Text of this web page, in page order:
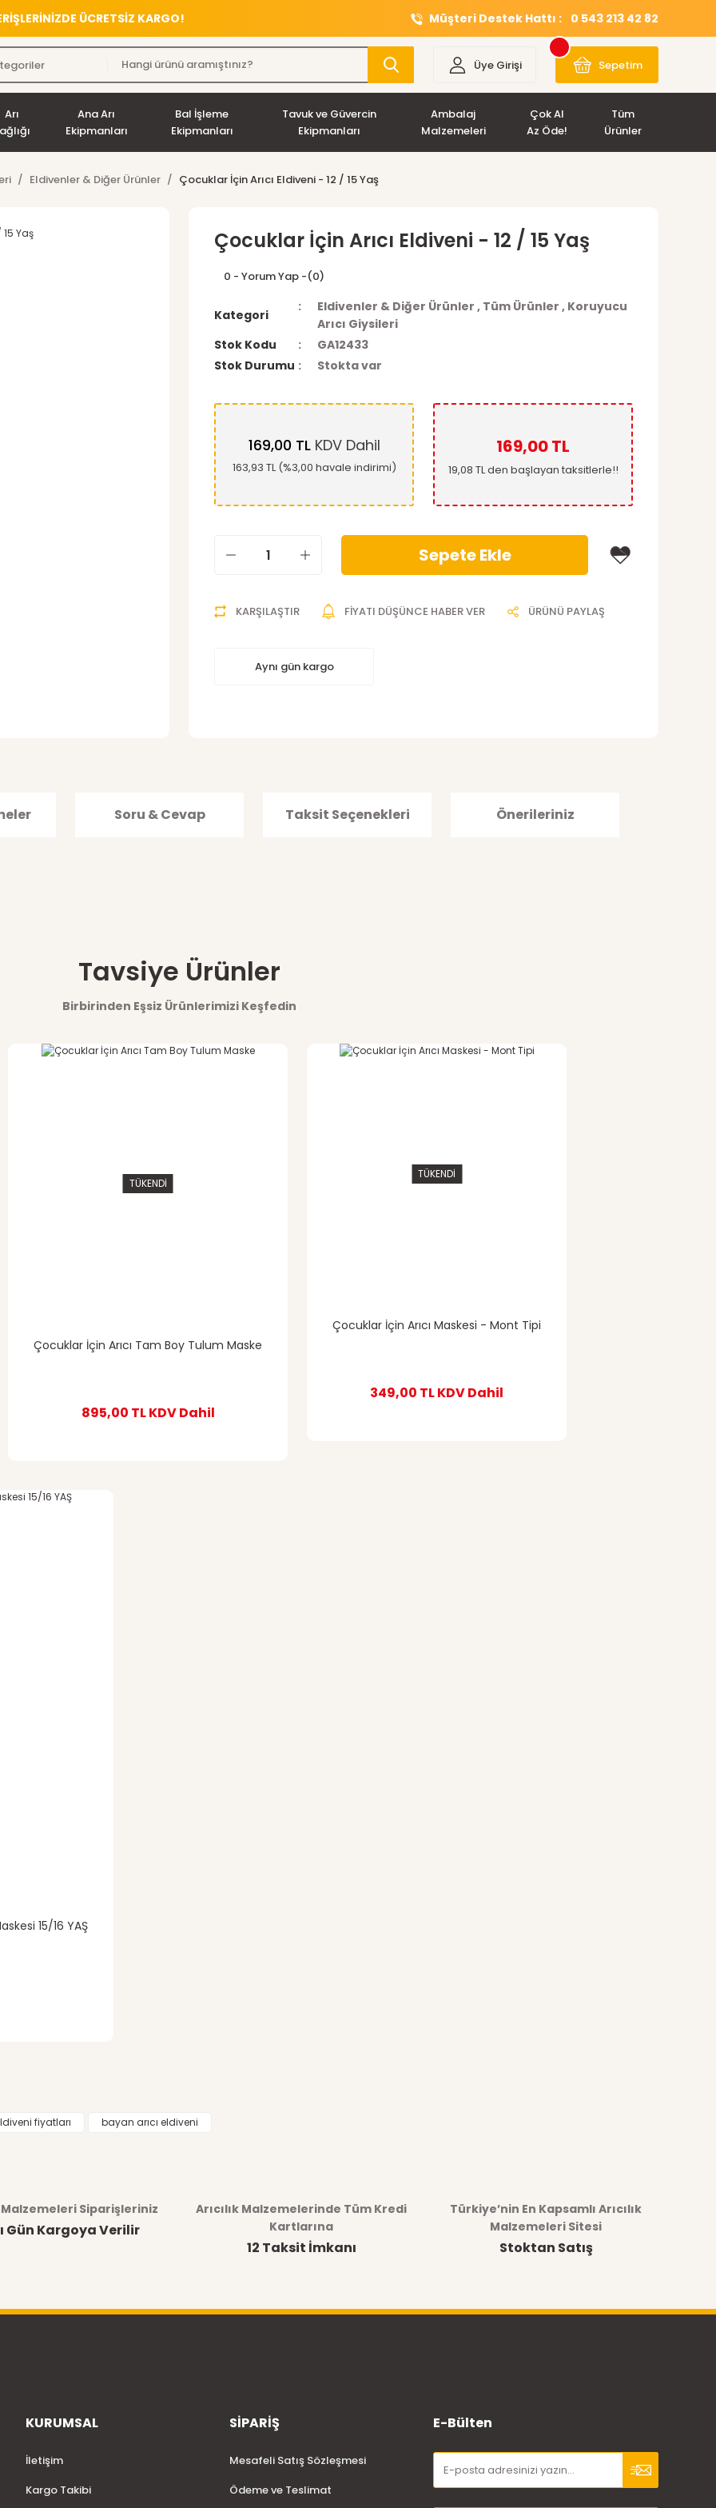
ÜCRETSİZ KARGO! Müşteri Destek Hattı : 0 543 213 42 82
Üye Girişi Sepetim
Arı
Ana Arı
Ekipmanları
Bal İşleme
Ekipmanları
Tavuk ve Güvercin
Ekipmanları
Ambalaj
Malzemeleri
Çok Al
Az Öde!
Tüm
Ürünler
Eldivenler & Diğer Ürünler Çocuklar İçin Arıcı Eldiveni - 12 / 15 Yaş
Çocuklar İçin Arıcı Eldiveni - 12 / 15 Yaş
0 - Yorum Yap -(0)
Kategori
Eldivenler & Diğer Ürünler , Tüm Ürünler , Koruyucu
Arıcı Giysileri
Stok Kodu
GA12433
Stok Durumu
Stokta var
169,00 TLKDV Dahil
163,93 TL (%3,00 havale indirimi)
169,00 TL
19,08 TL den başlayan taksitlerle!!
Sepete Ekle
KARŞILAŞTIR FİYATI DÜŞÜNCE HABER VER ÜRÜNÜ PAYLAŞ
Aynı gün kargo
Soru & Cevap Taksit Seçenekleri Önerileriniz
Bu ürüne ilk yorumu siz yapın!
konularda yetersiz gördüğünüz noktaları öneri formunu kullanarak tarafımıza iletebilirsiniz.
Tavsiye Ürünler
Birbirinden Eşsiz Ürünlerimizi Keşfedin
TÜKENDİ
Çocuklar İçin Arıcı Tam Boy Tulum Maske
895,00 TLKDV Dahil
TÜKENDİ
Çocuklar İçin Arıcı Maskesi - Mont Tipi
349,00 TLKDV Dahil
15/16 YAŞ
fiyatları bayan arıcı eldiveni
Malzemeleri Siparişleriniz
Gün Kargoya Verilir
Arıcılık Malzemelerinde Tüm Kredi
Kartlarına
12 Taksit İmkanı
Türkiye’nin En Kapsamlı Arıcılık
Malzemeleri Sitesi
Stoktan Satış
KURUMSAL
İletişim
Kargo Takibi
SİPARİŞ
Mesafeli Satış Sözleşmesi
Ödeme ve Teslimat
E-Bülten